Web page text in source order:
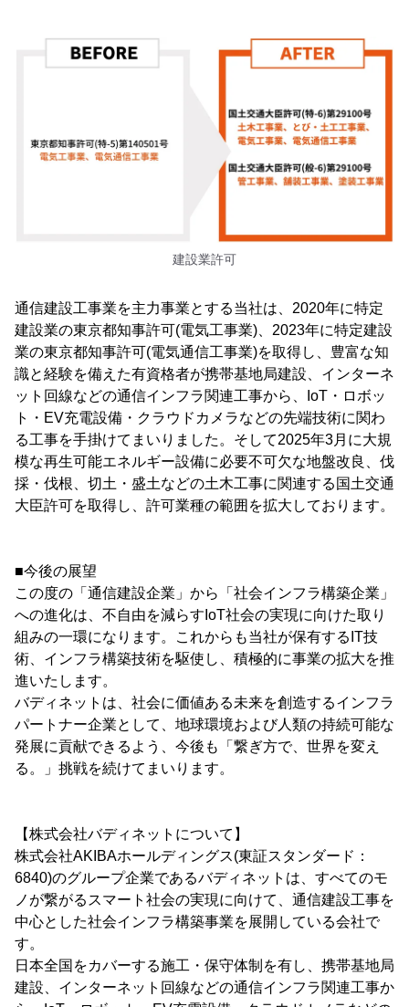
建設業許可
通信建設工事業を主力事業とする当社は、2020年に特定
建設業の東京都知事許可(電気工事業)、2023年に特定建設
業の東京都知事許可(電気通信工事業)を取得し、豊富な知
識と経験を備えた有資格者が携帯基地局建設、インターネ
ット回線などの通信インフラ関連工事から、IoT・ロボッ
ト・EV充電設備・クラウドカメラなどの先端技術に関わ
る工事を手掛けてまいりました。そして2025年3月に大規
模な再生可能エネルギー設備に必要不可欠な地盤改良、伐
採・伐根、切土・盛土などの土木工事に関連する国土交通
大臣許可を取得し、許可業種の範囲を拡大しております。
■今後の展望
この度の「通信建設企業」から「社会インフラ構築企業」
への進化は、不自由を減らすIoT社会の実現に向けた取り
組みの一環になります。これからも当社が保有するIT技
術、インフラ構築技術を駆使し、積極的に事業の拡大を推
進いたします。
バディネットは、社会に価値ある未来を創造するインフラ
パートナー企業として、地球環境および人類の持続可能な
発展に貢献できるよう、今後も「繋ぎ方で、世界を変え
る。」挑戦を続けてまいります。
【株式会社バディネットについて】
株式会社AKIBAホールディングス(東証スタンダード：
6840)のグループ企業であるバディネットは、すべてのモ
ノが繋がるスマート社会の実現に向けて、通信建設工事を
中心とした社会インフラ構築事業を展開している会社で
す。
日本全国をカバーする施工・保守体制を有し、携帯基地局
建設、インターネット回線などの通信インフラ関連工事か